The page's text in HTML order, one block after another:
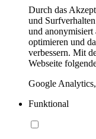
Durch das
und
und anonymisiert
optimieren und
verbessern. Mit
Webseite
Google
Funktional